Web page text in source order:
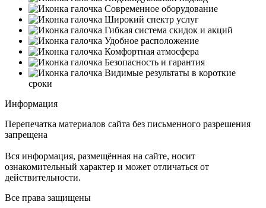
Современное оборудование
Широкий спектр услуг
Гибкая система скидок и акций
Удобное расположение
Комфортная атмосфера
Безопасность и гарантия
Видимые результаты в короткие
сроки
Информация
Перепечатка материалов сайта без письменного разрешения
запрещена
Вся информация, размещённая на сайте, носит
ознакомительный характер и может отличаться от
действительности.
Все права защищены